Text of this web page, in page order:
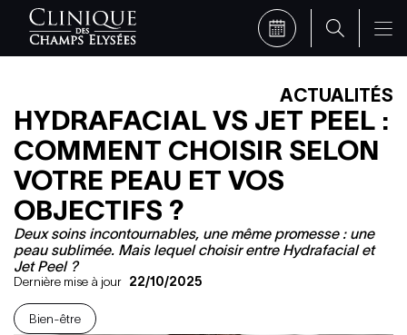
ACTUALITÉS
HYDRAFACIAL VS JET PEEL :
COMMENT CHOISIR SELON
VOTRE PEAU ET VOS
OBJECTIFS ?
Deux soins incontournables, une même promesse : une
peau sublimée. Mais lequel choisir entre Hydrafacial et
Jet Peel ?
Dernière mise à jour 22/10/2025
Bien-être